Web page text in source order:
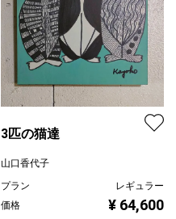
3匹の猫達
山口香代子
プラン
レギュラー
価格
¥ 64,600